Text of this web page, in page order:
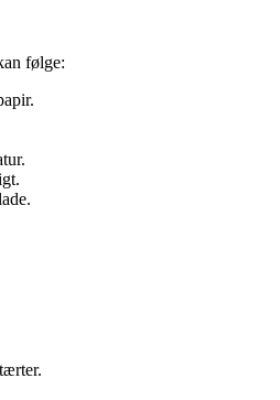
følge: